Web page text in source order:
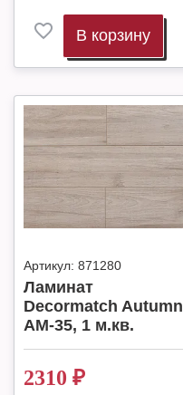
В корзину
Артикул: 871280
Ламинат
Decormatch Autumn
AM-35, 1 м.кв.
2310 ₽